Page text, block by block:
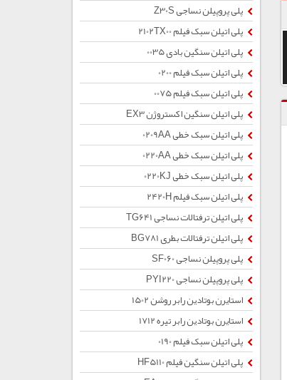
پلی پروپیلن نساجی Z30S
پلی اتیلن سبک فیلم 2102TX00
پلی اتیلن سنگین بادی 0035
پلی اتیلن سبک فیلم 0200
پلی اتیلن سبک فیلم 0075
پلی اتیلن سنگین اکستروژن EX3
پلی اتیلن سبک خطی 0209AA
پلی اتیلن سبک خطی 0220AA
پلی اتیلن سبک خطی 0220KJ
پلی اتیلن سبک فیلم 2420H
پلی اتیلن ترفتالات نساجی TG641
پلی اتیلن ترفتالات بطری BG781
پلی پروپیلن نساجی SF060
پلی پروپیلن نساجی PYI220
استایرن بوتادین رابر روشن 1502
استایرن بوتادین رابر تیره 1712
پلی اتیلن سبک فیلم 0190
پلی اتیلن سنگین فیلم HF5110